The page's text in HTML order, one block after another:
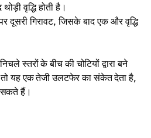
वृद्धि होती है।
दूसरी गिरावट, जिसके बाद एक और वृद्धि
स्तरों के बीच की चोटियों द्वारा बने
तो यह एक तेजी उलटफेर का संकेत देता है,
सकते हैं।